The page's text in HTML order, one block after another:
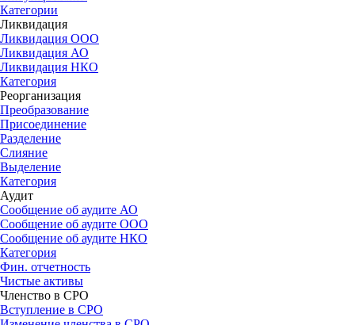
Категории
Ликвидация
Ликвидация ООО
Ликвидация АО
Ликвидация НКО
Категория
Реорганизация
Преобразование
Присоединение
Разделение
Слияние
Выделение
Категория
Аудит
Сообщение об аудите АО
Сообщение об аудите OOO
Сообщение об аудите НКО
Категория
Фин. отчетность
Чистые активы
Членство в СРО
Вступление в СРО